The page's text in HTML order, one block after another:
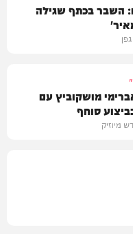
השבר בכתף שגילה
מושקוביץ עם
סוחף
מיוזיק